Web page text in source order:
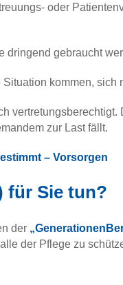
oder
gebraucht
kommen, sich
zur Last fällt.
– Vorsorgen
für Sie tun?
der
der Pflege zu